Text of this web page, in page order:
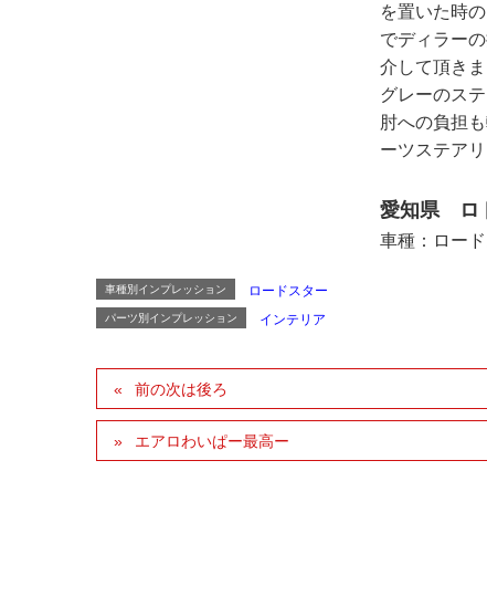
を置いた時
でディラー
介して頂き
グレーのス
肘への負担
ーツステア
愛知県 ロ
車種：ロー
車種別インプレッション ロードスター
パーツ別インプレッション インテリア
前の次は後ろ
エアロわいぱー最高ー